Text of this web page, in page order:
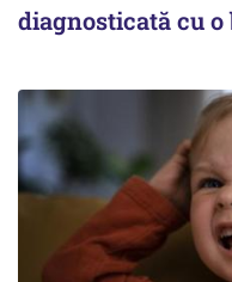
diagnosticată cu o